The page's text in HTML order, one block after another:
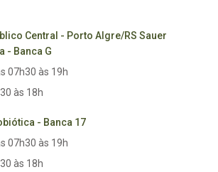
Central - Porto Algre/RS Sauer
- Banca G
07h30 às 19h
às 18h
- Banca 17
07h30 às 19h
às 18h